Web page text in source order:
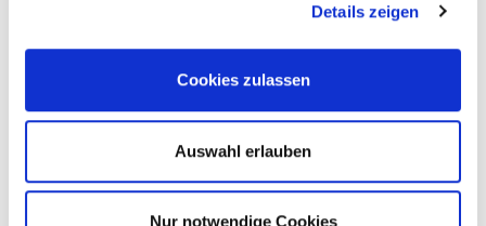
Details zeigen
Cookies zulassen
Auswahl erlauben
Nur notwendige Cookies
€11,95